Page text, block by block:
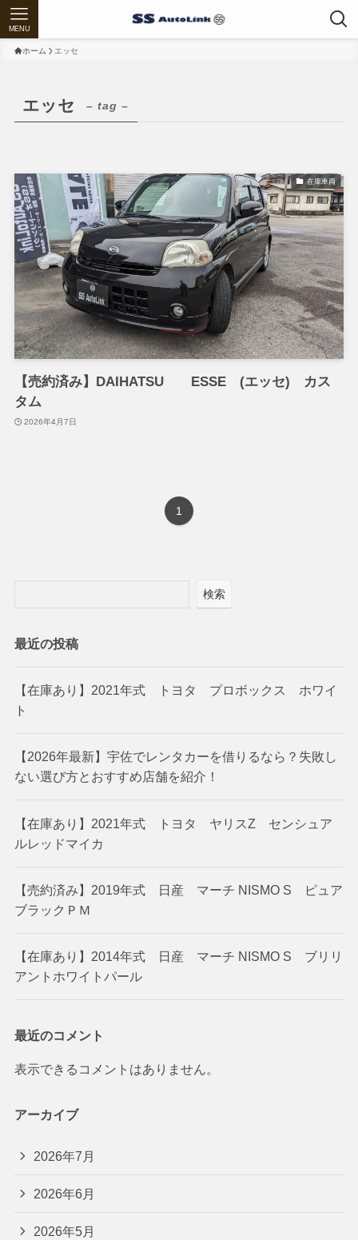
MENU
ホーム エッセ
エッセ – tag –
在庫車両
【売約済み】DAIHATSU ESSE (エッセ) カス
タム
2026年4月7日
1
検索
最近の投稿
【在庫あり】2021年式 トヨタ プロボックス ホワイ
ト
【2026年最新】宇佐でレンタカーを借りるなら？失敗し
ない選び方とおすすめ店舗を紹介！
【在庫あり】2021年式 トヨタ ヤリスZ センシュア
ルレッドマイカ
【売約済み】2019年式 日産 マーチ NISMO S ピュア
ブラックＰＭ
【在庫あり】2014年式 日産 マーチ NISMO S ブリリ
アントホワイトパール
最近のコメント
表示できるコメントはありません。
アーカイブ
2026年7月
2026年6月
2026年5月